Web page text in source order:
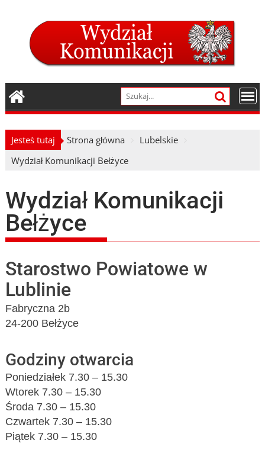
Jesteś tutaj Strona główna
Lubelskie
Wydział Komunikacji Bełżyce
Wydział Komunikacji
Bełżyce
Starostwo Powiatowe w
Lublinie
Fabryczna 2b
24-200 Bełżyce
Godziny otwarcia
Poniedziałek 7.30 – 15.30
Wtorek 7.30 – 15.30
Środa 7.30 – 15.30
Czwartek 7.30 – 15.30
Piątek 7.30 – 15.30